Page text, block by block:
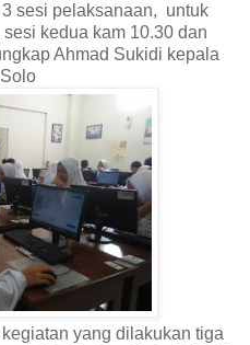
sesi pelaksanaan, untuk
kedua kam 10.30 dan
Ahmad Sukidi kepala
yang dilakukan tiga